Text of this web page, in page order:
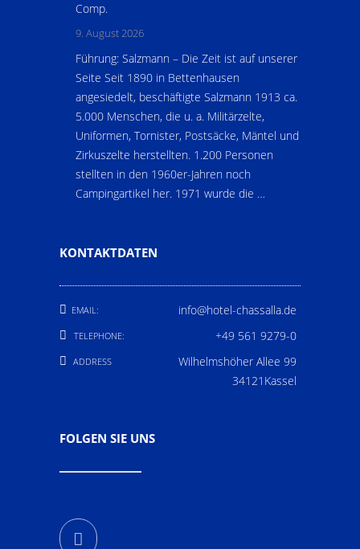
Comp.
9. August 2026
Führung: Salzmann – Die Zeit ist auf unserer
Seite Seit 1890 in Bettenhausen
angesiedelt, beschäftigte Salzmann 1913 ca.
5.000 Menschen, die u. a. Militärzelte,
Uniformen, Tornister, Postsäcke, Mäntel und
Zirkuszelte herstellten. 1.200 Personen
stellten in den 1960er-Jahren noch
Campingartikel her. 1971 wurde die …
KONTAKTDATEN
EMAIL: info@hotel-chassalla.de
TELEPHONE: +49 561 9279-0
ADDRESS
Wilhelmshöher Allee 99
34121Kassel
FOLGEN SIE UNS